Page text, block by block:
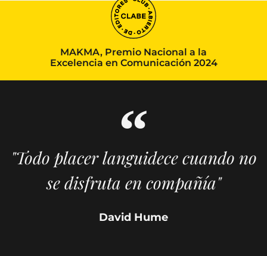
MAKMA, Premio Nacional a la
Excelencia en Comunicación 2024
"Todo placer languidece cuando no
se disfruta en compañía"
David Hume